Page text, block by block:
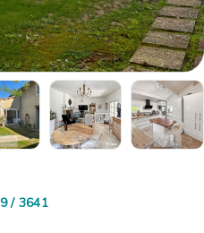
/ 3641